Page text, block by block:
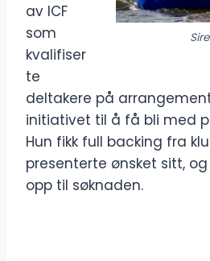
av ICF
som
kvalifiser
te
deltakere på
initiativet til å få bli med
Hun fikk full backing fra
presenterte ønsket sitt,
opp til søknaden.